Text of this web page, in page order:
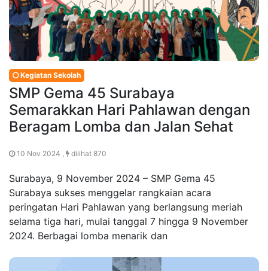
Kegiatan Sekolah
SMP Gema 45 Surabaya
Semarakkan Hari Pahlawan dengan
Beragam Lomba dan Jalan Sehat
10 Nov 2024 , dilihat 870
Surabaya, 9 November 2024 – SMP Gema 45
Surabaya sukses menggelar rangkaian acara
peringatan Hari Pahlawan yang berlangsung meriah
selama tiga hari, mulai tanggal 7 hingga 9 November
2024. Berbagai lomba menarik dan